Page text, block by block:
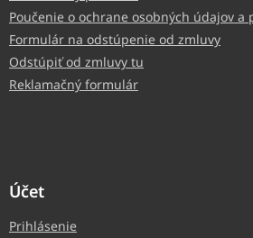
Poučenie o ochrane osobných údajov a
Formulár na odstúpenie od zmluvy
Odstúpiť od zmluvy tu
Reklamačný formulár
Účet
Prihlásenie